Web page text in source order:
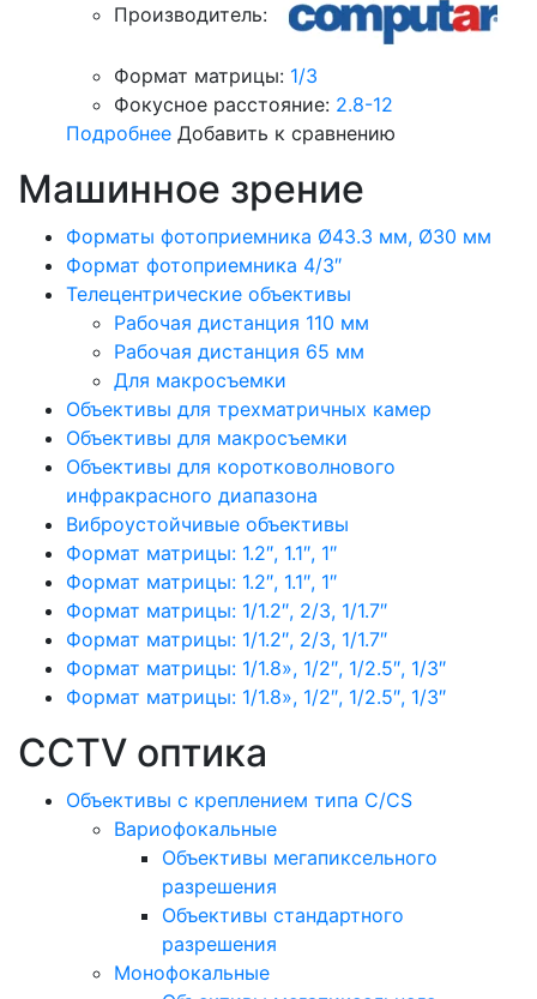
Производитель:
Формат матрицы: 1/3
Фокусное расстояние: 2.8-12
Подробнее Добавить к сравнению
Машинное зрение
Форматы фотоприемника Ø43.3 мм, Ø30 мм
Формат фотоприемника 4/3″
Телецентрические объективы
Рабочая дистанция 110 мм
Рабочая дистанция 65 мм
Для макросъемки
Объективы для трехматричных камер
Объективы для макросъемки
Объективы для коротковолнового
инфракрасного диапазона
Виброустойчивые объективы
Формат матрицы: 1.2″, 1.1″, 1″
Формат матрицы: 1.2″, 1.1″, 1″
Формат матрицы: 1/1.2″, 2/3, 1/1.7″
Формат матрицы: 1/1.2″, 2/3, 1/1.7″
Формат матрицы: 1/1.8», 1/2″, 1/2.5″, 1/3″
Формат матрицы: 1/1.8», 1/2″, 1/2.5″, 1/3″
CCTV оптика
Объективы с креплением типа C/CS
Вариофокальные
Объективы мегапиксельного
разрешения
Объективы стандартного
разрешения
Монофокальные